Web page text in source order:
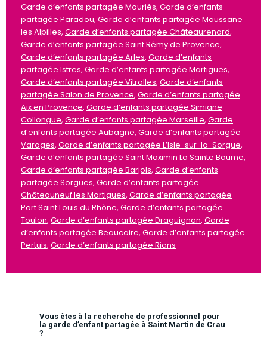
Garde d’enfants partagée Mouriès, Garde d’enfants
partagée Paradou, Garde d’enfants partagée Maussane
les Alpilles, Garde d’enfants partagée Châteaurenard,
Garde d’enfants partagée Saint Rémy de Provence,
Garde d’enfants partagée Arles, Garde d’enfants
partagée Istres, Garde d’enfants partagée Martigues,
Garde d’enfants partagée Vitrolles, Garde d’enfants
partagée Salon de Provence, Garde d’enfants partagée
Aix en Provence, Garde d’enfants partagée Simiane
Collongue, Garde d’enfants partagée Marseille, Garde
d’enfants partagée Aubagne, Garde d’enfants partagée
Varages, Garde d’enfants partagée L’Isle-sur-la-Sorgue,
Garde d’enfants partagée Saint Maximin La Sainte Baume,
Garde d’enfants partagée Barjols, Garde d’enfants
partagée Sorgues, Garde d’enfants partagée
Châteauneuf les Martigues, Garde d’enfants partagée
Port Saint Louis du Rhône, Garde d’enfants partagée
Toulon, Garde d’enfants partagée Draguignan, Garde
d’enfants partagée Beaucaire, Garde d’enfants partagée
Pertuis, Garde d’enfants partagée Rians
Vous êtes à la recherche de professionnel pour
la garde d’enfant partagée à Saint Martin de Crau
?